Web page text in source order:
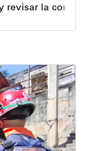
revisar la
procurador del